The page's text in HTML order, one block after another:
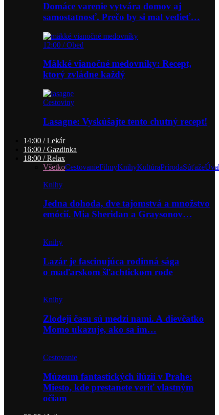
Domáce varenie vytvára domov aj
samostatnosť. Prečo by si mal vedieť…
12:00 / Obed
Mäkké vianočné medovníky: Recept,
ktorý zvládne každý
Cestoviny
Lasagne: Vyskúšajte tento chutný recept!
14:00 / Lekár
16:00 / Gazdinka
18:00 / Relax
VšetkoCestovanieFilmyKnihyKultúraPrírodaSúťaže
Knihy
Jedna dohoda, dve tajomstvá a množstvo
emócií. Mia Sheridan a Graysonov…
Knihy
Lazár je fascinujúca rodinná sága
o maďarskom šľachtickom rode
Knihy
Zlodeji času sú medzi nami. A dievčatko
Momo ukazuje, ako sa im…
Cestovanie
Múzeum fantastických ilúzií v Prahe:
Miesto, kde prestanete veriť vlastným
očiam